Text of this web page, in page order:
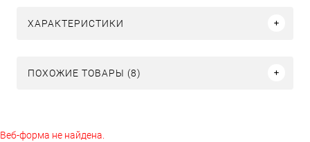
ХАРАКТЕРИСТИКИ
ПОХОЖИЕ ТОВАРЫ (8)
Веб-форма не найдена.